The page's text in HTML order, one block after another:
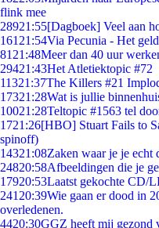
flink mee
28921:55[Dagboek] Veel aan
161 21:54Via Pecunia - Het
81 21:48Meer dan 40 uur
29421:43Het Atletiektopic #72
11321:37The Killers #21
17321:28Wat is jullie
10021:28Teltopic #1563 tel
1721:26[HBO] Stuart Fails to
spinoff)
14321:08Zaken waar je je echt
24820:58Afbeeldingen die je
17920:53Laatst gekochte CD/
241 20:39Wie gaan er dood in
overledenen.
4420:30GGZ heeft mij gezond